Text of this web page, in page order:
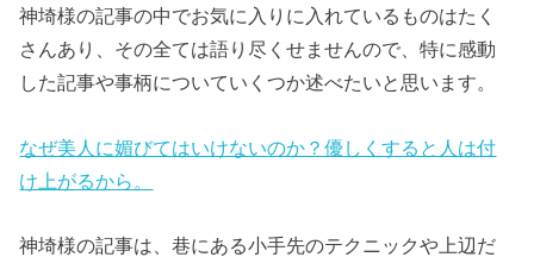
神埼様の記事の中でお気に入りに入れているものはたく
さんあり、その全ては語り尽くせませんので、特に感動
した記事や事柄についていくつか述べたいと思います。
なぜ美人に媚びてはいけないのか？優しくすると人は付
け上がるから。
神埼様の記事は、巷にある小手先のテクニックや上辺だ